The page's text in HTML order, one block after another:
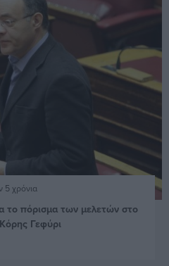
5 χρόνια
το πόρισμα των μελετών στο
Γεφύρι